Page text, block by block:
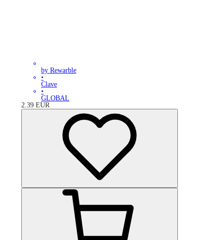
by Rewarble
•
Clave
•
GLOBAL
2.39 EUR